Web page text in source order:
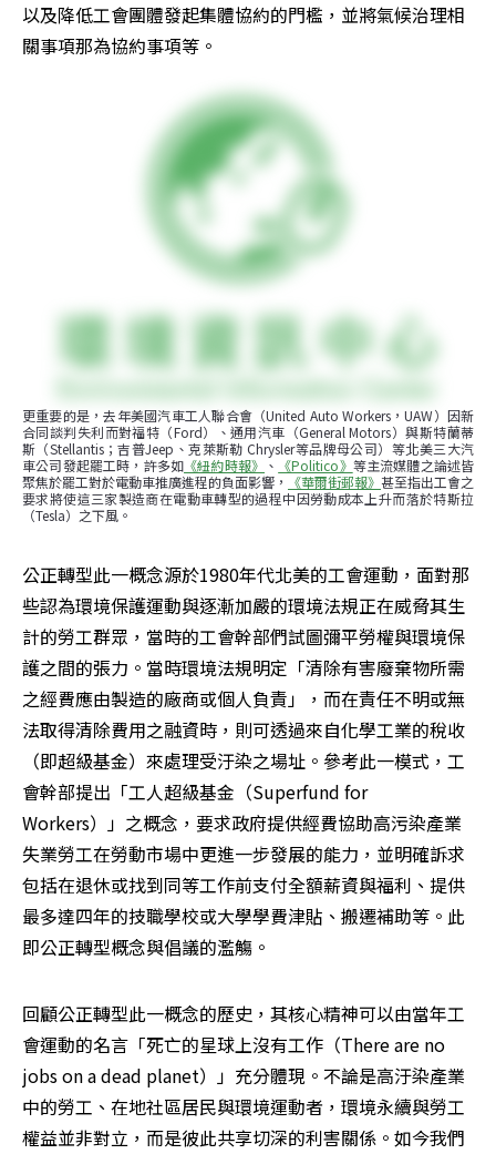
以及降低工會團體發起集體協約的門檻，並將氣候治理相
關事項那為協約事項等。
更重要的是，去年美國汽車工人聯合會（United Auto Workers，UAW）因新
合同談判失利而對福特（Ford）、通用汽車（General Motors）與斯特蘭蒂
斯（Stellantis；吉普Jeep、克萊斯勒 Chrysler等品牌母公司）等北美三大汽
車公司發起罷工時，許多如 《紐約時報》 、 《Politico》 等主流媒體之論述皆
聚焦於罷工對於電動車推廣進程的負面影響，
《華爾街郵報》 甚至指出工會之
要求將使這三家製造商在電動車轉型的過程中因勞動成本上升而落於特斯拉
（Tesla）之下風。
公正轉型此一概念源於1980年代北美的工會運動，面對那
些認為環境保護運動與逐漸加嚴的環境法規正在威脅其生
計的勞工群眾，當時的工會幹部們試圖彌平勞權與環境保
護之間的張力。當時環境法規明定「清除有害廢棄物所需
之經費應由製造的廠商或個人負責」，而在責任不明或無
法取得清除費用之融資時，則可透過來自化學工業的稅收
（即超級基金）來處理受汙染之場址。參考此一模式，工
會幹部提出「工人超級基金（Superfund for
Workers）」之概念，要求政府提供經費協助高污染產業
失業勞工在勞動市場中更進一步發展的能力，並明確訴求
包括在退休或找到同等工作前支付全額薪資與福利、提供
最多達四年的技職學校或大學學費津貼、搬遷補助等。此
即公正轉型概念與倡議的濫觴。
回顧公正轉型此一概念的歷史，其核心精神可以由當年工
會運動的名言「死亡的星球上沒有工作（There are no
jobs on a dead planet）」充分體現。不論是高汙染產業
中的勞工、在地社區居民與環境運動者，環境永續與勞工
權益並非對立，而是彼此共享切深的利害關係。如今我們